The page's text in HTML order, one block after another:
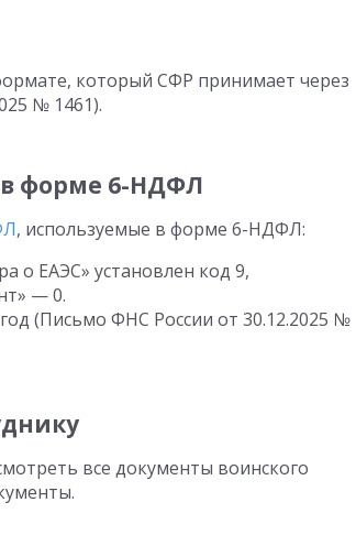
который СФР принимает через
№ 1461).
в форме 6-НДФЛ
, используемые в форме 6-НДФЛ:
о ЕАЭС» установлен код 9,
— 0.
(Письмо ФНС России от 30.12.2025 №
все документы воинского